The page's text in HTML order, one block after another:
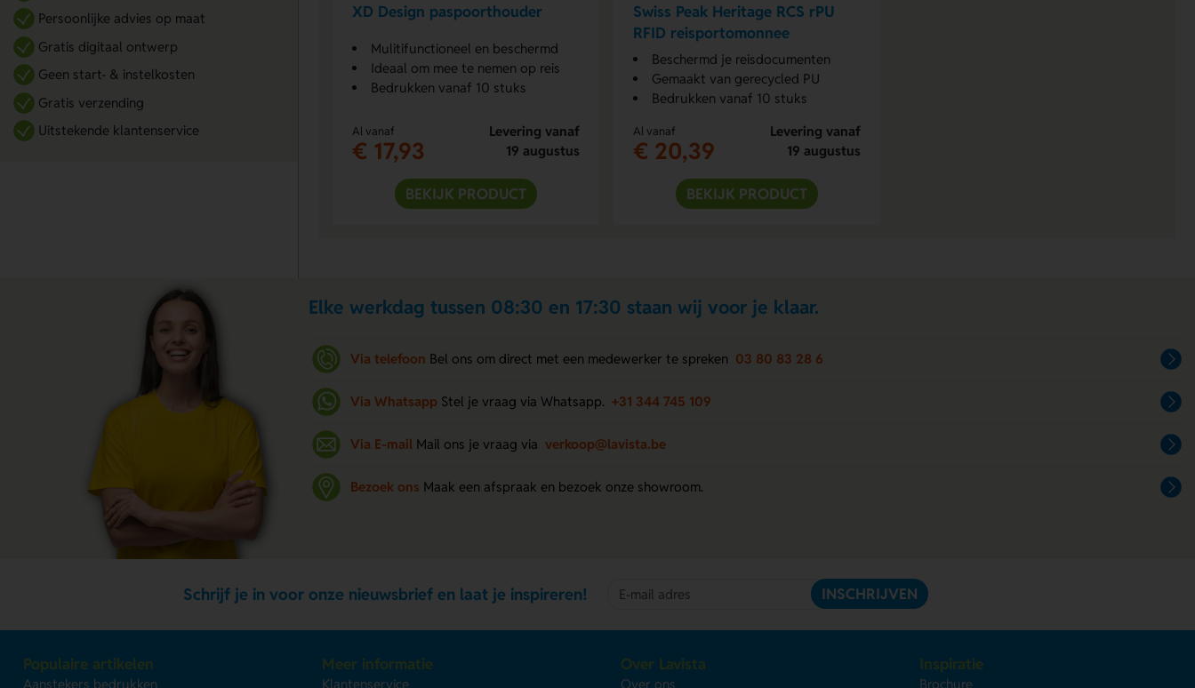
XD Design paspoorthouder
Mulitifunctioneel en beschermd
Ideaal om mee te nemen op reis
Bedrukken vanaf 10 stuks
Al vanaf
€ 17,93
Levering vanaf
19 augustus
BEKIJK PRODUCT
Swiss Peak Heritage RCS rPU
RFID reisportomonnee
Beschermd je reisdocumenten
Gemaakt van gerecycled PU
Bedrukken vanaf 10 stuks
Al vanaf
€ 20,39
Levering vanaf
19 augustus
BEKIJK PRODUCT
Persoonlijke advies op maat
Gratis digitaal ontwerp
Geen start- & instelkosten
Gratis verzending
Uitstekende klantenservice
Elke werkdag tussen 08:30 en 17:30 staan wij voor je klaar.
Via telefoon Bel ons om direct met een medewerker te spreken 03 80 83 28 6
Via Whatsapp Stel je vraag via Whatsapp. +31 344 745 109
Via E-mail Mail ons je vraag via verkoop@lavista.be
Bezoek ons Maak een afspraak en bezoek onze showroom.
Schrijf je in voor onze nieuwsbrief en laat je inspireren! INSCHRIJVEN
Populaire artikelen
Aanstekers bedrukken
Meer informatie
Klantenservice
Over Lavista
Over ons
Inspiratie
Brochure